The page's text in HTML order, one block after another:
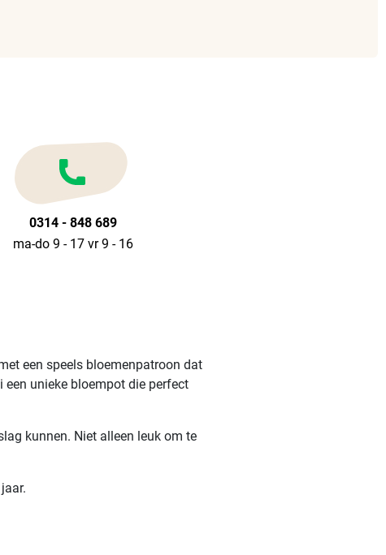
0314 - 848 689
ma-do 9 - 17 vr 9 - 16
een speels bloemenpatroon dat
unieke bloempot die perfect
kunnen. Niet alleen leuk om te